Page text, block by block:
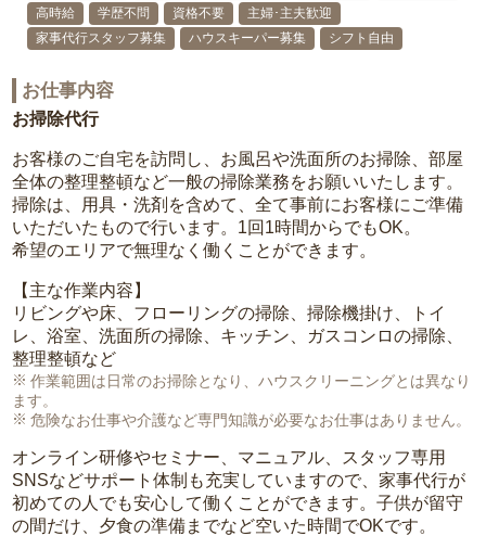
高時給
学歴不問 資格不要
主婦･主夫歓迎
家事代行スタッフ募集
ハウスキーパー募集 シフト自由
お仕事内容
お掃除代行
お客様のご自宅を訪問し、お風呂や洗面所のお掃除、部屋
全体の整理整頓など一般の掃除業務をお願いいたします。
掃除は、用具・洗剤を含めて、全て事前にお客様にご準備
いただいたもので行います。1回1時間からでもOK。
希望のエリアで無理なく働くことができます。
【主な作業内容】
リビングや床、フローリングの掃除、掃除機掛け、トイ
レ、浴室、洗面所の掃除、キッチン、ガスコンロの掃除、
整理整頓など
作業範囲は日常のお掃除となり、ハウスクリーニングとは異なり
ます。
危険なお仕事や介護など専門知識が必要なお仕事はありません。
オンライン研修やセミナー、マニュアル、スタッフ専用
SNSなどサポート体制も充実していますので、家事代行が
初めての人でも安心して働くことができます。子供が留守
の間だけ、夕食の準備までなど空いた時間でOKです。